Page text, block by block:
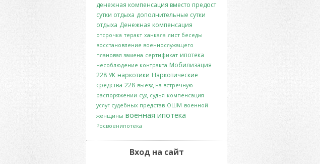
денежная компенсация вместо предост
сутки отдыха дополнительные сутки
отдыха Денежная компенсация
отсрочка теракт ханкала лист беседы
восстановление военнослужащего
плановая замена сертификат ипотека
несоблюдение контракта Мобилизация
228 УК наркотики Наркотические
средства 228 выезд на встречную
распоряжении суд судья компенсация
услуг судебных представ ОШМ военной
женщины военная ипотека
Росвоенипотека
Вход на сайт